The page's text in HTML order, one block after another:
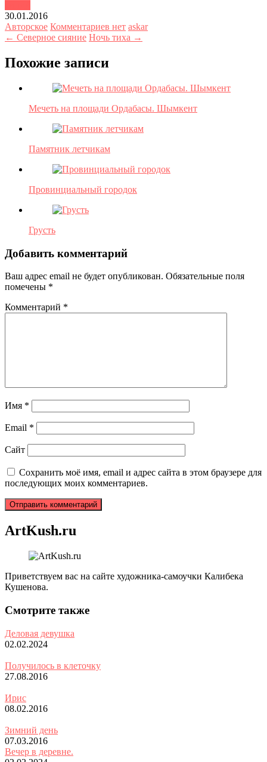
30.01.2016
Авторское Комментариев нет askar
← Северное сияние Ночь тиха →
Похожие записи
Мечеть на площади Ордабасы. Шымкент
Памятник летчикам
Провинциальный городок
Грусть
Добавить комментарий
Ваш адрес email не будет опубликован. Обязательные поля
помечены *
Комментарий *
Имя *
Email *
Сайт
Сохранить моё имя, email и адрес сайта в этом браузере для
последующих моих комментариев.
ArtKush.ru
Приветствуем вас на сайте художника-самоучки Калибека
Кушенова.
Смотрите также
Деловая девушка
02.02.2024
Получилось в клеточку
27.08.2016
Ирис
08.02.2016
Зимний день
07.03.2016
Вечер в деревне.